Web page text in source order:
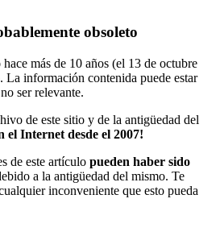
obsoleto
más de 10 años (el 13 de octubre
La información contenida puede estar
ser relevante.
de este sitio y de la antigüedad del
el Internet desde el 2007!
de este artículo pueden haber sido
a la antigüedad del mismo. Te
inconveniente que esto pueda